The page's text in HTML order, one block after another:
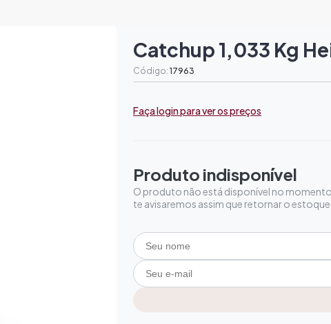
Catchup 1,033 Kg
Código: 17963
Faça login para ver os preços
Produto indisponível
O produto não está disponível no
te avisaremos assim que retornar o